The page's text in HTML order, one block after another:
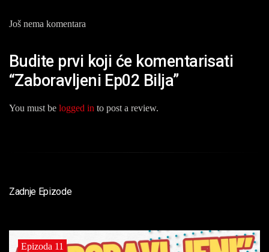
Još nema komentara
Budite prvi koji će komentarisati
“Zaboravljeni Ep02 Bilja”
You must be logged in to post a review.
Zadnje Epizode
Epizoda 11